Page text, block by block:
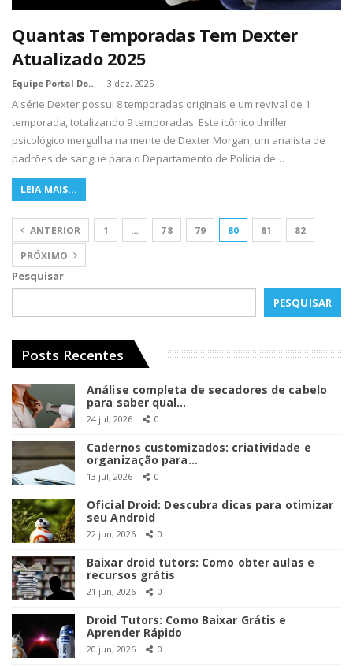
Quantas Temporadas Tem Dexter
Atualizado 2025
Equipe Portal Dos Nerds 3 dez, 2025
A série Dexter possui 8 temporadas originais e um revival de 1
temporada, totalizando 9 temporadas. Este icônico thriller
psicológico mergulha na mente de Dexter Morgan, um analista de
padrões de sangue para o Departamento de Polícia de…
LEIA MAIS...
ANTERIOR 1 … 78 79 80 81
82
PRÓXIMO
Pesquisar
PESQUISAR
Posts Recentes
Análise completa de secadores de cabelo
para saber qual…
24 jul, 2026 0
Cadernos customizados: criatividade e
organização para…
13 jul, 2026 0
Oficial Droid: Descubra dicas para otimizar
seu Android
22 jun, 2026 0
Baixar droid tutors: Como obter aulas e
recursos grátis
21 jun, 2026 0
Droid Tutors: Como Baixar Grátis e
Aprender Rápido
20 jun, 2026 0